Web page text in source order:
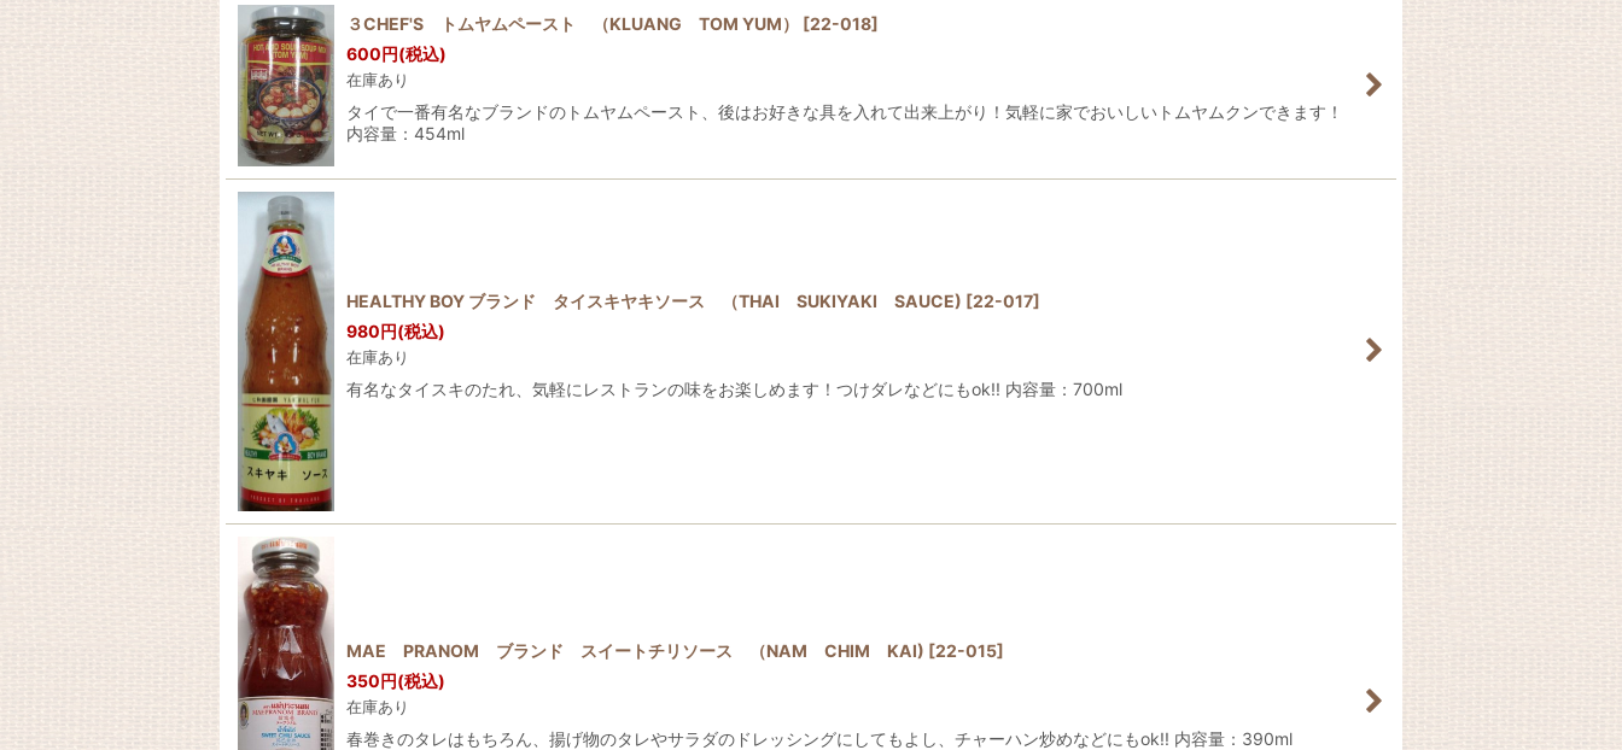
３CHEF'S トムヤムペースト （KLUANG TOM YUM） [22-018]
600円(税込)
在庫あり
タイで一番有名なブランドのトムヤムペースト、後はお好きな具を入れて出来上がり！気軽に家でおいしいトムヤムクンできます！
内容量：454ml
HEALTHY BOY ブランド タイスキヤキソース （THAI SUKIYAKI SAUCE) [22-017]
980円(税込)
在庫あり
有名なタイスキのたれ、気軽にレストランの味をお楽しめます！つけダレなどにもok!! 内容量：700ml
MAE PRANOM ブランド スイートチリソース （NAM CHIM KAI) [22-015]
350円(税込)
在庫あり
春巻きのタレはもちろん、揚げ物のタレやサラダのドレッシングにしてもよし、チャーハン炒めなどにもok!! 内容量：390ml